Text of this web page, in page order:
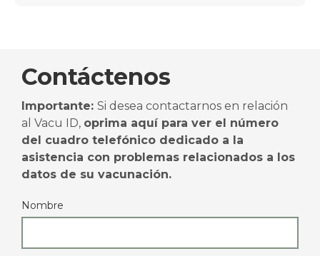
Contáctenos
Importante: Si desea contactarnos en relación
al Vacu ID, oprima aquí para ver el número
del cuadro telefónico dedicado a la
asistencia con problemas relacionados a los
datos de su vacunación.
Nombre